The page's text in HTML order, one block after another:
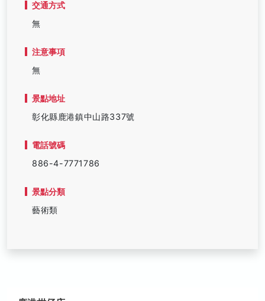
交通方式
無
注意事項
無
景點地址
彰化縣鹿港鎮中山路337號
電話號碼
886-4-7771786
景點分類
藝術類